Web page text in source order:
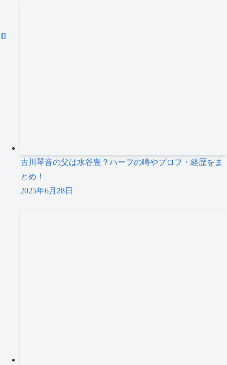
古川琴音の父は水谷豊？ハーフの噂やプロフ・経歴をま
とめ！
2025年6月28日